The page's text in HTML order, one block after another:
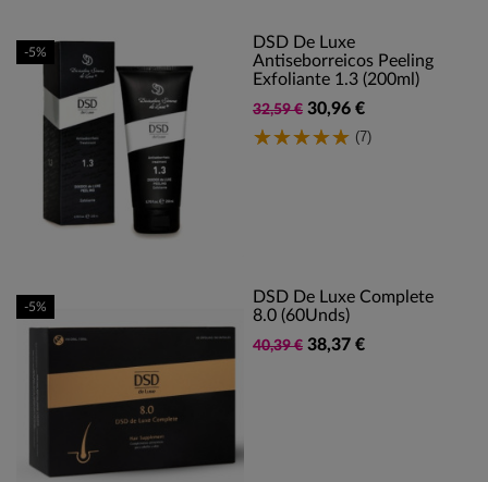
DSD De Luxe
Antiseborreicos Peeling
Exfoliante 1.3 (200ml)
32,59 € 30,96 €
(7)
-5%
DSD De Luxe Complete
8.0 (60Unds)
40,39 € 38,37 €
-5%